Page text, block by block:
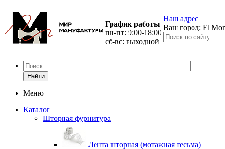
График работы
пн-пт: 9:00-18:00
сб-вс: выходной
Наш адрес
Ваш город: El
Найти
Меню
Каталог
Шторная фурнитура
Лента шторная (мотажная тесьма)